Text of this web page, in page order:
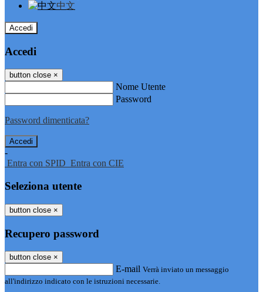
中文
Accedi
Accedi
button close ×
Nome Utente
Password
Password dimenticata?
-
Entra con SPID Entra con CIE
Seleziona utente
button close ×
Recupero password
button close ×
E-mail Verrà inviato un messaggio
all'indirizzo indicato con le istruzioni necessarie.